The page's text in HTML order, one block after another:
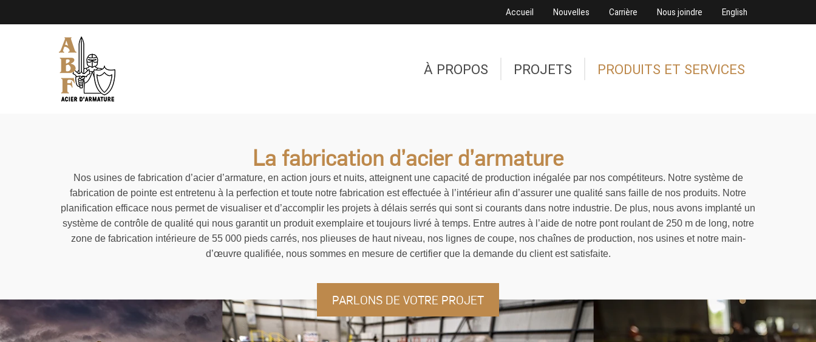
Accueil Nouvelles Carrière Nous joindre English
À PROPOS PROJETS PRODUITS ET SERVICES
La fabrication d’acier d’armature
Nos usines de fabrication d’acier d’armature, en action jours et nuits, atteignent une capacité de production inégalée par nos compétiteurs. Notre système de
fabrication de pointe est entretenu à la perfection et toute notre fabrication est effectuée à l’intérieur afin d’assurer une qualité sans faille de nos produits. Notre
planification efficace nous permet de visualiser et d’accomplir les projets à délais serrés qui sont si courants dans notre industrie. De plus, nous avons implanté un
système de contrôle de qualité qui nous garantit un produit exemplaire et toujours livré à temps. Entre autres à l’aide de notre pont roulant de 250 m de long, notre
zone de fabrication intérieure de 55 000 pieds carrés, nos plieuses de haut niveau, nos lignes de coupe, nos chaînes de production, nos usines et notre main-
d’œuvre qualifiée, nous sommes en mesure de certifier que la demande du client est satisfaite.
PARLONS DE VOTRE PROJET